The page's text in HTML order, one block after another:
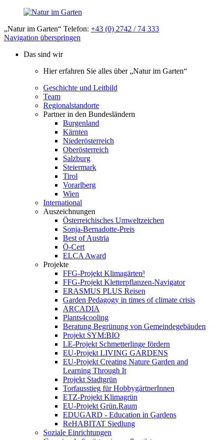
„Natur im Garten“ Telefon: +43 (0) 2742 / 74 333
Navigation überspringen
Das sind wir
Hier erfahren Sie alles über „Natur im Garten“
Geschichte und Leitbild
Team
Regionalstandorte
Partner in den Bundesländern
Burgenland
Kärnten
Niederösterreich
Oberösterreich
Salzburg
Steiermark
Tirol
Vorarlberg
Wien
International
Auszeichnungen
Österreichisches Umweltzeichen
Sonja-Bernadotte-Preis
Best of Austria
Ö-Cert
ELCA Award
Projekte
FFG-Projekt Klimagärten³
FFG-Projekt Kletterpflanzen-Navigator
ERASMUS PLUS Reisen
Garden Pedagogy in times of climate crisis
ARCADIA
Plants4cooling
Beratung Begrünung von Gemeindegebäuden
Projekt SYM:BIO
LE-Projekt Schmetterlinge fördern
EU-Projekt LIVING GARDENS
EU-Projekt Creating Nature Garden and
Learning Through It
Projekt Stadtgrün
Torfausstieg für HobbygärtnerInnen
ETZ-Projekt Klimagrün
EU-Projekt Grün.Raum
EDUGARD - Education in Gardens
ReHABITAT Siedlung
Soziale Einrichtungen